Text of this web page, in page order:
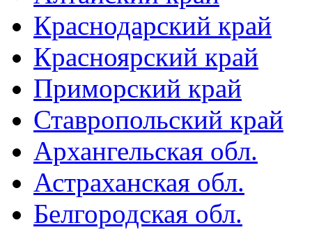
Краснодарский край
Красноярский край
Приморский край
Ставропольский край
Архангельская обл.
Астраханская обл.
Белгородская обл.